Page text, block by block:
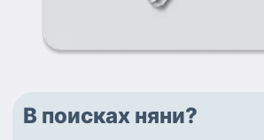
В поисках няни?